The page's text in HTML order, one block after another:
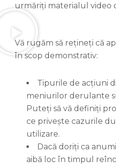
urmăriți materialul video
Vă rugăm să rețineți că
în scop demonstrativ:
Tipurile de acțiuni
meniurilor derulante
Puteți să vă definiți
ce privește cazurile
utilizare.
Dacă doriți ca
aibă loc în timpul